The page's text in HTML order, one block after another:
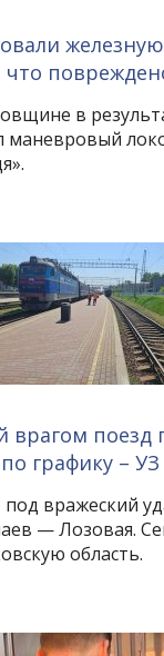
в
маневровый
врагом поезд
графику – УЗ
под вражеский
— Лозовая.
область.